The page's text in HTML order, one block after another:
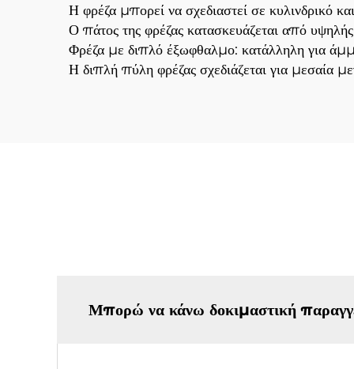
Η φρέζα μπορεί να σχεδιαστεί σε κυλινδρικό
Ο πάτος της φρέζας κατασκευάζεται από
Φρέζα με διπλό έξωφθαλμο: κατάλληλη για
Η διπλή πύλη φρέζας σχεδιάζεται για μεσαία
Μπορώ να κάνω δοκιμαστική